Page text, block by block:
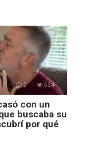
0 634
con un
buscaba su
por qué